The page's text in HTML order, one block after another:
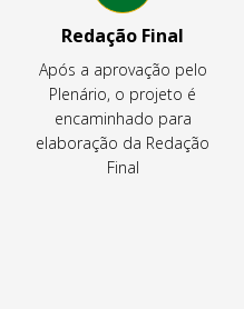
Redação Final
Após a aprovação pelo
Plenário, o projeto é
encaminhado para
elaboração da Redação
Final